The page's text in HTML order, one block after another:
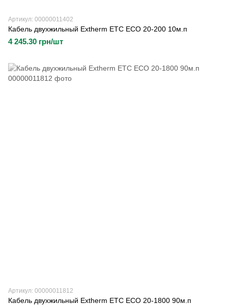
Артикул: 00000011402
Кабель двухжильный Extherm ETC ECO 20-200 10м.п
4 245.30 грн/шт
Артикул: 00000011812
Кабель двухжильный Extherm ETC ECO 20-1800 90м.п